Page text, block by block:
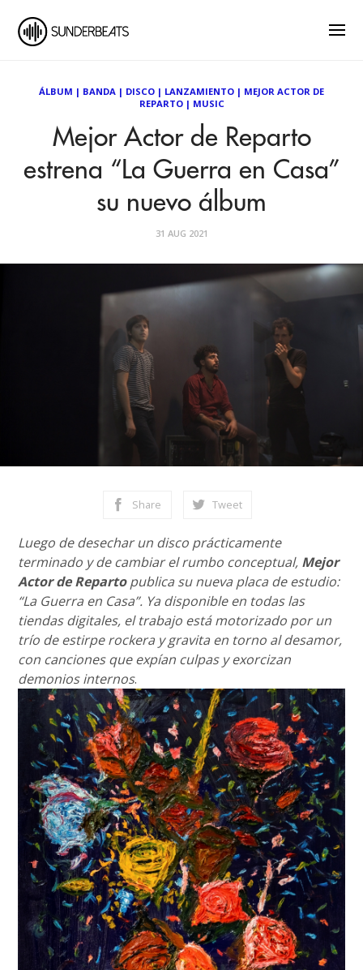
ÁLBUM | BANDA | DISCO | LANZAMIENTO | MEJOR ACTOR DE
REPARTO| MUSIC
Mejor Actor de Reparto
estrena “La Guerra en Casa”
su nuevo álbum
31 AUG 2021
Share Tweet
Luego de desechar un disco prácticamente
terminado y de cambiar el rumbo conceptual, Mejor
Actor de Repartopublica su nueva placa de estudio:
“La Guerra en Casa”. Ya disponible en todas las
tiendas digitales, el trabajo está motorizado por un
trío de estirpe rockera y gravita en torno al desamor,
con canciones que expían culpas y exorcizan
demonios internos.